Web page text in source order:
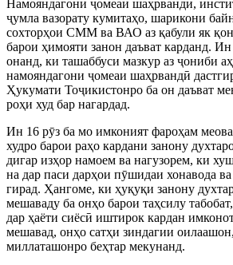
Намояндагони ҷомеаи шаҳрвандӣ,
ҷумла вазорату кумитаҳо, шарикони
сохторҳои СММ ва ВАО аз қабули як
барои ҳимояти занон даъват карданд.
онанд, ки ташаббуси мазкур аз ҷониби
намояндагони ҷомеаи шаҳрвандӣ
Ҳукумати Тоҷикистонро ба он даъват
роҳи худ бар нагардад.
Ин 16 рӯз ба мо имконият фароҳам
худро барои раҳо кардани занону
дигар изҳор намоем ва нагузорем, ки
на дар паси дарҳои пӯшидаи хонавода
гирад. Ҳангоме, ки ҳуқуқи занону
мешаваду ба онҳо барои таҳсилу
дар ҳаёти сиёсӣ иштирок кардан
мешавад, онҳо сатҳи зиндагии оилаашон,
миллаташонро беҳтар мекунанд.